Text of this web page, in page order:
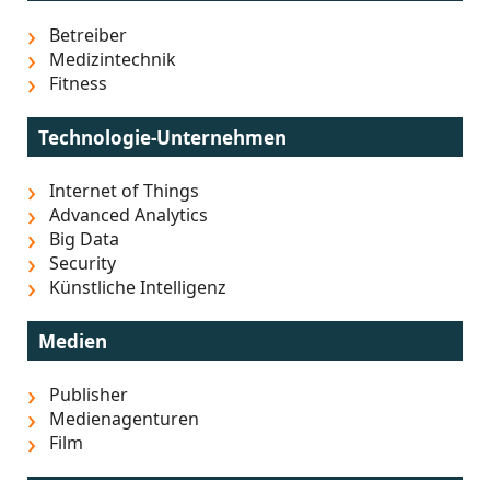
Betreiber
Medizintechnik
Fitness
Technologie-Unternehmen
Internet of Things
Advanced Analytics
Big Data
Security
Künstliche Intelligenz
Medien
Publisher
Medienagenturen
Film